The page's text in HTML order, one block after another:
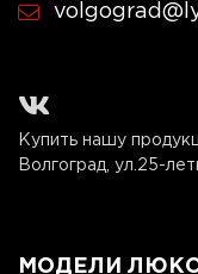
Купить нашу
Волгоград, ул.25-
МОДЕЛИ